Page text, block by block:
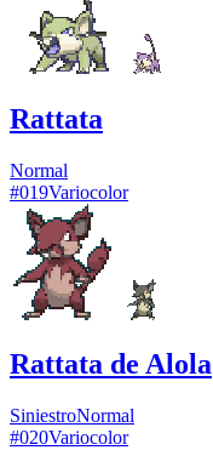
Rattata
Normal
#019Variocolor
Rattata de Alola
SiniestroNormal
#020Variocolor